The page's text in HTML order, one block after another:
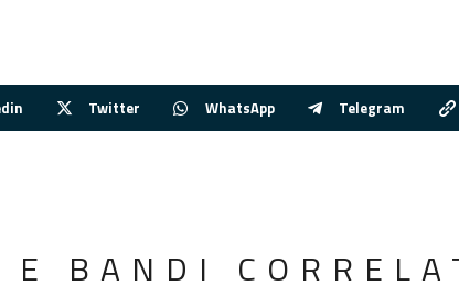
Twitter WhatsApp Telegram
BANDI